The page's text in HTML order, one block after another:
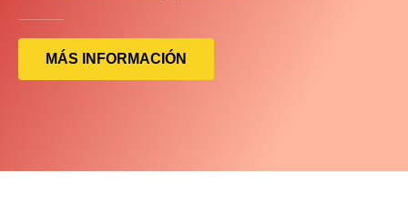
MÁS INFORMACIÓN